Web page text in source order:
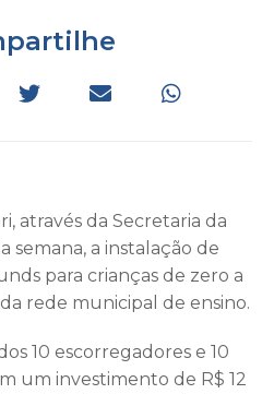
através da Secretaria da
semana, a instalação de
para crianças de zero a
rede municipal de ensino.
10 escorregadores e 10
um investimento de R$ 12